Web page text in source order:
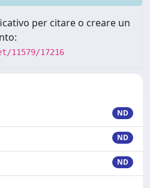
per citare o creare un
17216
ND
ND
ND